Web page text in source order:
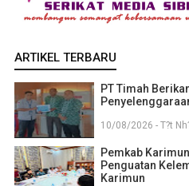
ARTIKEL TERBARU
PT Timah
10/08/2026 - T?t
Pemkab
Penguatan
Karimun